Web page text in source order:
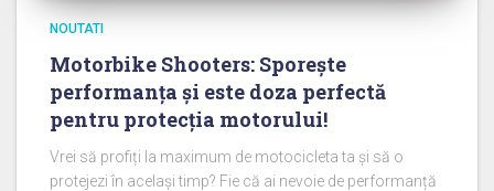
NOUTATI
Motorbike Shooters: Sporește
performanța și este doza perfectă
pentru protecția motorului!
Vrei să profiți la maximum de motocicleta ta și să o
protejezi în același timp? Fie că ai nevoie de performanță